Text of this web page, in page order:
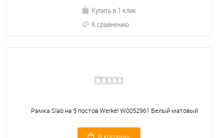
Купить в 1 клик
К сравнению
Рамка Slab на 5 постов Werkel W0052961 Белый матовый